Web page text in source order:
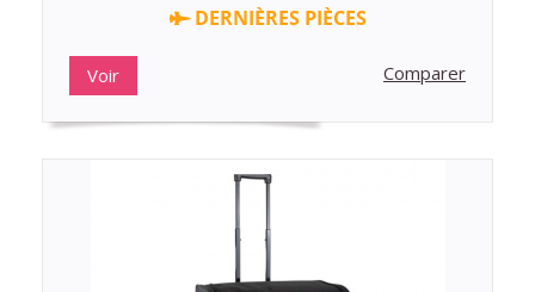
DERNIÈRES PIÈCES
Voir Comparer